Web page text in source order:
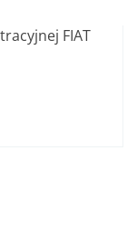
FIAT